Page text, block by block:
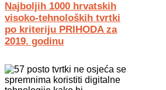
Najboljih 1000 hrvatskih
visoko-tehnoloških tvrtki
po kriteriju PRIHODA za
2019. godinu